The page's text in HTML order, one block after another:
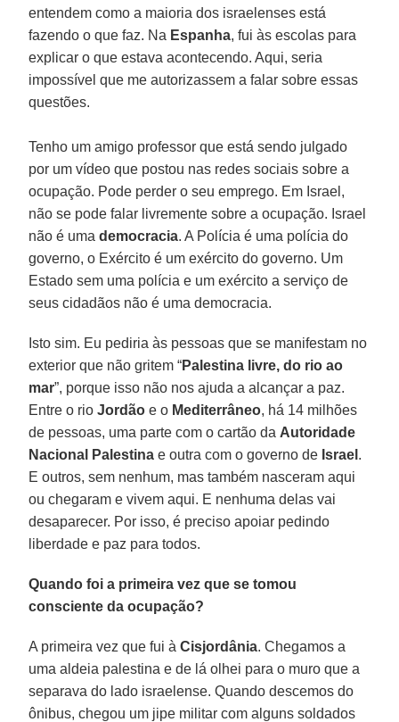
entendem como a maioria dos israelenses está
fazendo o que faz. Na Espanha, fui às escolas para
explicar o que estava acontecendo. Aqui, seria
impossível que me autorizassem a falar sobre essas
questões.
Tenho um amigo professor que está sendo julgado
por um vídeo que postou nas redes sociais sobre a
ocupação. Pode perder o seu emprego. Em Israel,
não se pode falar livremente sobre a ocupação. Israel
não é umademocracia. A Polícia é uma polícia do
governo, o Exército é um exército do governo. Um
Estado sem uma polícia e um exército a serviço de
seus cidadãos não é uma democracia.
Isto sim. Eu pediria às pessoas que se manifestam no
exterior que não gritem “Palestina livre, do rio ao
mar”, porque isso não nos ajuda a alcançar a paz.
Entre o rio Jordão e o Mediterrâneo, há 14 milhões
de pessoas, uma parte com o cartão da Autoridade
Nacional Palestina e outra com o governo de Israel .
E outros, sem nenhum, mas também nasceram aqui
ou chegaram e vivem aqui. E nenhuma delas vai
desaparecer. Por isso, é preciso apoiar pedindo
liberdade e paz para todos.
Quando foi a primeira vez que se tomou
consciente da ocupação?
A primeira vez que fui àCisjordânia. Chegamos a
uma aldeia palestina e de lá olhei para o muro que a
separava do lado israelense. Quando descemos do
ônibus, chegou um jipe militar com alguns soldados